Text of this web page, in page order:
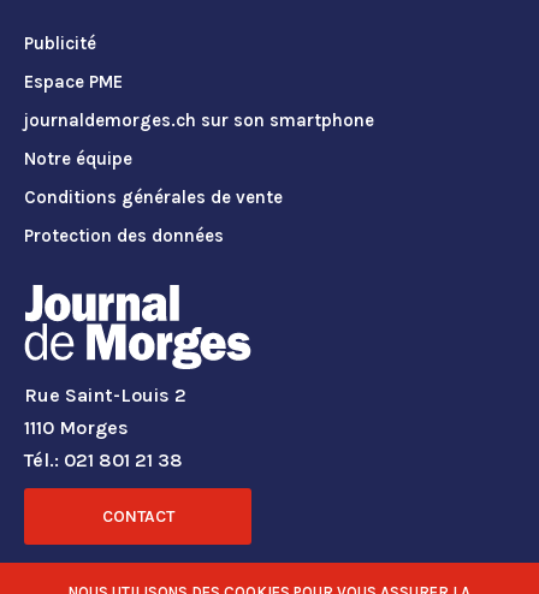
Publicité
Espace PME
journaldemorges.ch sur son smartphone
Notre équipe
Conditions générales de vente
Protection des données
Rue Saint-Louis 2
1110 Morges
Tél.: 021 801 21 38
CONTACT
RÉSEAUX SOCIAUX